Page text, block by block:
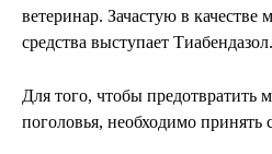
ветеринар. Зачастую в качестве
средства выступает Тиабендазол.
Для того, чтобы предотвратить
поголовья, необходимо